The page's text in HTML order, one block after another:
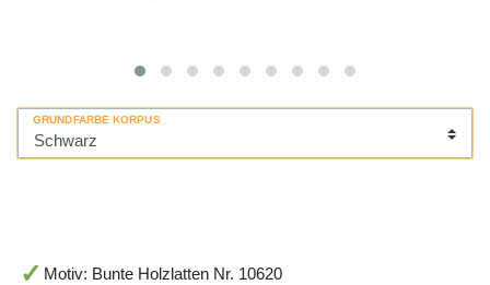
GRUNDFARBE KORPUS
Motiv: Bunte Holzlatten Nr. 10620